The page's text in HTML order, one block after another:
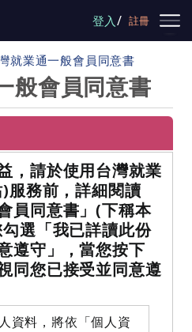
登入/ 註冊
就業通一般會員同意書
般會員同意書
，請於使用台灣就業
服務前，詳細閱讀
員同意書」(下稱本
選「我已詳讀此份
遵守」，當您按下
同您已接受並同意遵
資料，將依「個人資